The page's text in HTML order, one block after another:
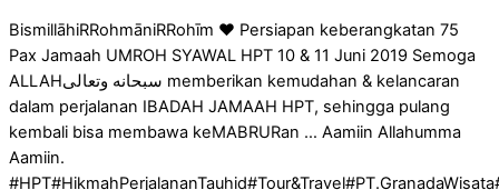
BismillāhiRRohmāniRRohīm ♥ Persiapan keberangkatan 75
Pax Jamaah UMROH SYAWAL HPT 10 & 11 Juni 2019 Semoga
ALLAHسبحانه وتعالى memberikan kemudahan & kelancaran
dalam perjalanan IBADAH JAMAAH HPT, sehingga pulang
kembali bisa membawa keMABRURan … Aamiin Allahumma
Aamiin.